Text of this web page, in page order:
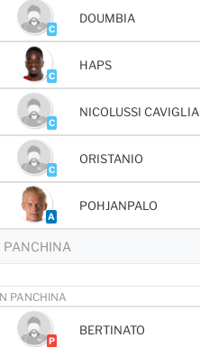
C
DOUMBIA
C
HAPS
C
NICOLUSSI CAVIGLIA
C
ORISTANIO
A
POHJANPALO
PANCHINA
IN PANCHINA
P
BERTINATO